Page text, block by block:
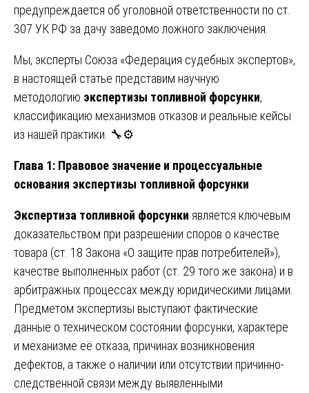
предупреждается об уголовной ответственности по ст.
307 УК РФ за дачу заведомо ложного заключения.
Мы, эксперты Союза «Федерация судебных экспертов»,
в настоящей статье представим научную
методологию экспертизы топливной форсунки,
классификацию механизмов отказов и реальные кейсы
из нашей практики. 🔧⚙️
Глава 1: Правовое значение и процессуальные
основания экспертизы топливной форсунки
Экспертиза топливной форсунки является ключевым
доказательством при разрешении споров о качестве
товара (ст. 18 Закона «О защите прав потребителей»),
качестве выполненных работ (ст. 29 того же закона) и в
арбитражных процессах между юридическими лицами.
Предметом экспертизы выступают фактические
данные о техническом состоянии форсунки, характере
и механизме её отказа, причинах возникновения
дефектов, а также о наличии или отсутствии причинно-
следственной связи между выявленными